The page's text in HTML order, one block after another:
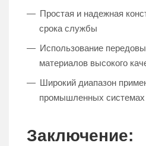
Простая и надежная
срока службы
Использование
материалов высокого
Широкий диапазон
промышленных системах
Заключение: